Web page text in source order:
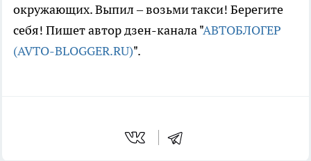
окружающих. Выпил – возьми такси! Берегите
себя! Пишет автор дзен-канала "АВТОБЛОГЕР
(AVTO-BLOGGER.RU)".